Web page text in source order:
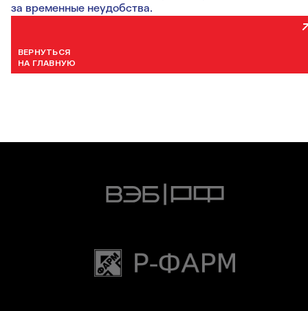
за временные неудобства.
ВЕРНУТЬСЯ
НА ГЛАВНУЮ